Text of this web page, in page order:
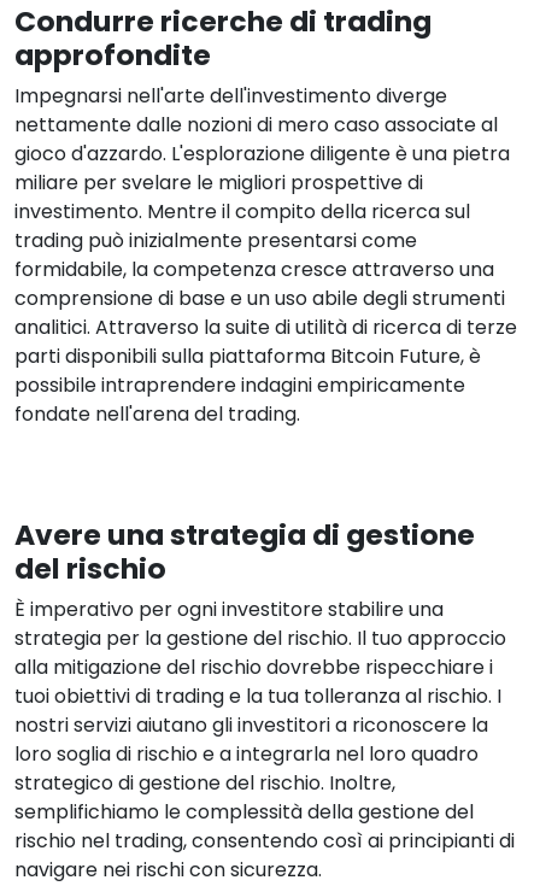
Condurre ricerche di trading
approfondite
Impegnarsi nell'arte dell'investimento diverge
nettamente dalle nozioni di mero caso associate al
gioco d'azzardo. L'esplorazione diligente è una pietra
miliare per svelare le migliori prospettive di
investimento. Mentre il compito della ricerca sul
trading può inizialmente presentarsi come
formidabile, la competenza cresce attraverso una
comprensione di base e un uso abile degli strumenti
analitici. Attraverso la suite di utilità di ricerca di terze
parti disponibili sulla piattaforma Bitcoin Future, è
possibile intraprendere indagini empiricamente
fondate nell'arena del trading.
Avere una strategia di gestione
del rischio
È imperativo per ogni investitore stabilire una
strategia per la gestione del rischio. Il tuo approccio
alla mitigazione del rischio dovrebbe rispecchiare i
tuoi obiettivi di trading e la tua tolleranza al rischio. I
nostri servizi aiutano gli investitori a riconoscere la
loro soglia di rischio e a integrarla nel loro quadro
strategico di gestione del rischio. Inoltre,
semplifichiamo le complessità della gestione del
rischio nel trading, consentendo così ai principianti di
navigare nei rischi con sicurezza.